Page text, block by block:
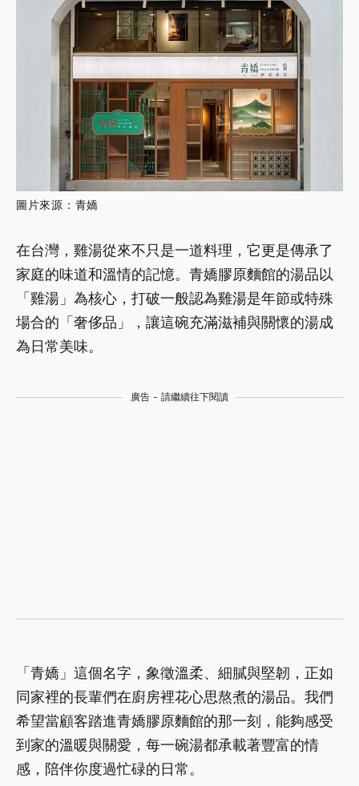
圖片來源：青嬌
在台灣，雞湯從來不只是一道料理，它更是傳承了
家庭的味道和溫情的記憶。青嬌膠原麵館的湯品以
「雞湯」為核心，打破一般認為雞湯是年節或特殊
場合的「奢侈品」，讓這碗充滿滋補與關懷的湯成
為日常美味。
廣告 - 請繼續往下閱讀
「青嬌」這個名字，象徵溫柔、細膩與堅韌，正如
同家裡的長輩們在廚房裡花心思熬煮的湯品。我們
希望當顧客踏進青嬌膠原麵館的那一刻，能夠感受
到家的溫暖與關愛，每一碗湯都承載著豐富的情
感，陪伴你度過忙碌的日常。